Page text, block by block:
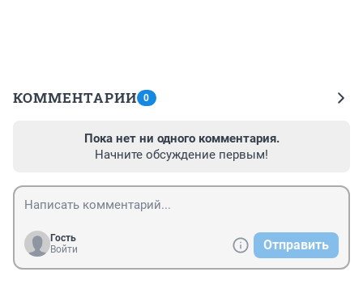
КОММЕНТАРИИ 0
Пока нет ни одного комментария.
Начните обсуждение первым!
Гость
Войти
Отправить